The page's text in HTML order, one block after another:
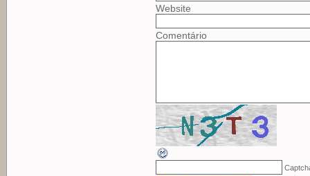
Website
Comentário